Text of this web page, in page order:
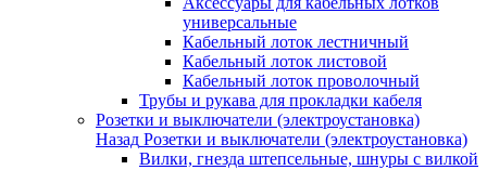
универсальные
Кабельный лоток лестничный
Кабельный лоток листовой
Кабельный лоток проволочный
Трубы и рукава для прокладки кабеля
Розетки и выключатели (электроустановка)
Назад Розетки и выключатели (электроустановка)
Вилки, гнезда штепсельные, шнуры с вилкой